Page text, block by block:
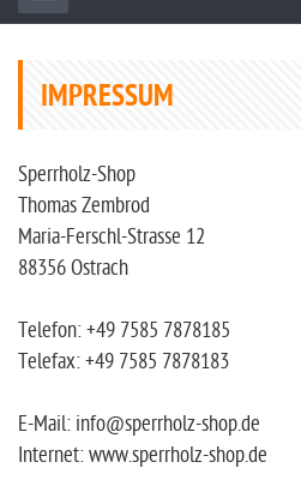
IMPRESSUM
Sperrholz-Shop
Thomas Zembrod
Maria-Ferschl-Strasse 12
88356 Ostrach
Telefon: +49 7585 7878185
Telefax: +49 7585 7878183
E-Mail: info@sperrholz-shop.de
Internet: www.sperrholz-shop.de